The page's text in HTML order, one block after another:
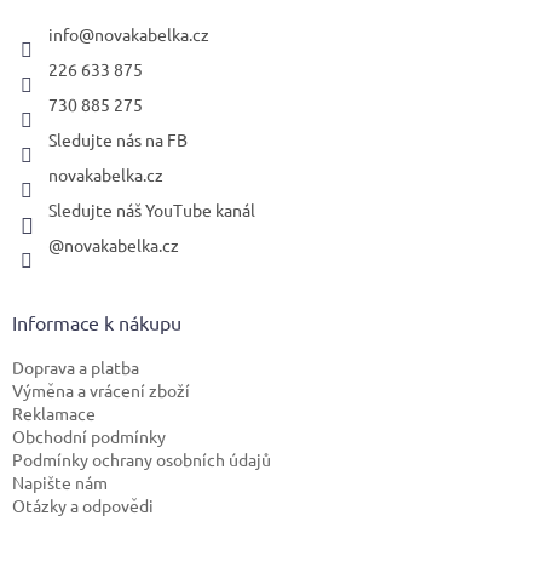
info@novakabelka.cz
226 633 875
730 885 275
Sledujte nás na FB
novakabelka.cz
Sledujte náš YouTube kanál
@novakabelka.cz
Informace k nákupu
Doprava a platba
Výměna a vrácení zboží
Reklamace
Obchodní podmínky
Podmínky ochrany osobních údajů
Napište nám
Otázky a odpovědi